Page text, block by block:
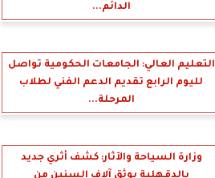
الدائم...
التعليم العالي: الجامعات الحكومية تواصل
لليوم الرابع تقديم الدعم الفني لطلاب
المرحلة...
وزارة السياحة والآثار: كشف أثري جديد
بالدقهلية يوثق آلاف السنين من